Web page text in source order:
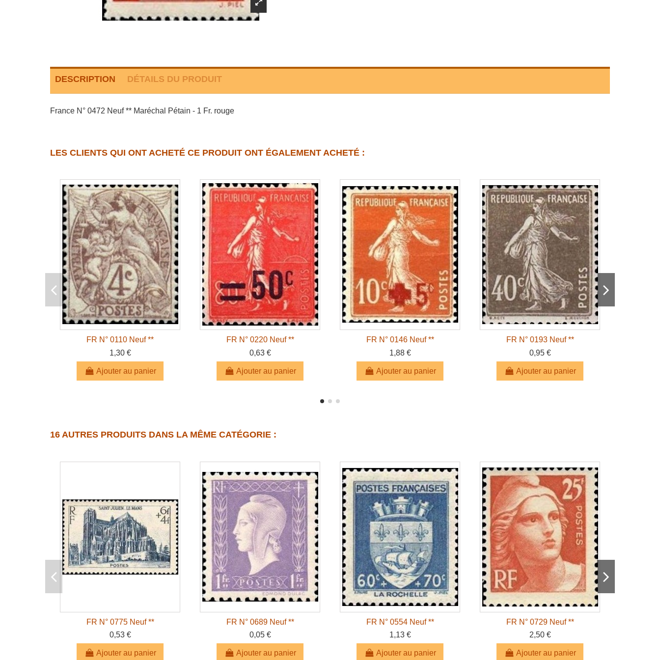
DESCRIPTION DÉTAILS DU PRODUIT
France N° 0472 Neuf ** Maréchal Pétain - 1 Fr. rouge
LES CLIENTS QUI ONT ACHETÉ CE PRODUIT ONT ÉGALEMENT ACHETÉ :
FR N° 0110 Neuf **
1,30 €
Ajouter au panier
FR N° 0220 Neuf **
0,63 €
Ajouter au panier
FR N° 0146 Neuf **
1,88 €
Ajouter au panier
FR N° 0193 Neuf **
0,95 €
Ajouter au panier
16 AUTRES PRODUITS DANS LA MÊME CATÉGORIE :
FR N° 0775 Neuf **
0,53 €
Ajouter au panier
FR N° 0689 Neuf **
0,05 €
Ajouter au panier
FR N° 0554 Neuf **
1,13 €
Ajouter au panier
FR N° 0729 Neuf **
2,50 €
Ajouter au panier